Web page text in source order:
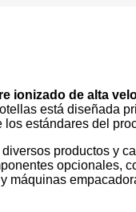
ionizado de alta
está diseñada
estándares del
productos y
opcionales,
máquinas